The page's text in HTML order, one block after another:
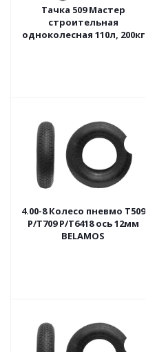
Тачка 509 Мастер
строительная
одноколесная 110л, 200кг
4.00-8 Колесо пневмо Т509
Р/Т709 Р/Т6418 ось 12мм
BELAMOS